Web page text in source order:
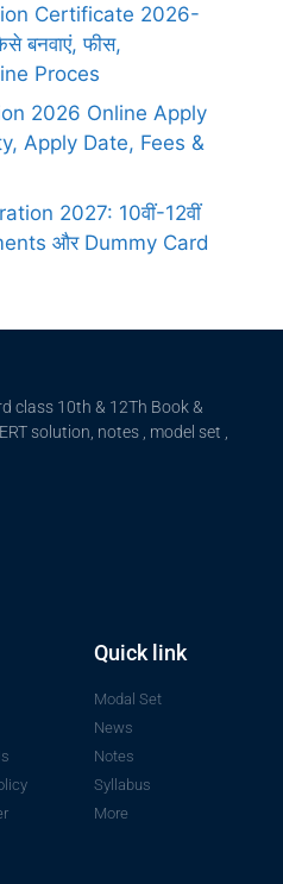
Certificate 2026-
बनवाएं, फीस,
Proces
2026 Online Apply
Apply Date, Fees &
2027: 10वीं-12वीं
और Dummy Card
class 10th & 12Th Book &
solution, notes , model set ,
Quick link
Modal Set
News
Notes
Syllabus
More